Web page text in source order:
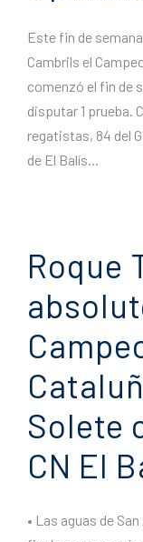
Este fin de
Cambrils el
comenzó el fin de
disputar 1 prueba.
regatistas, 84 del
de El Balís...
Roque
Solete
CN ​​El
• Las aguas de